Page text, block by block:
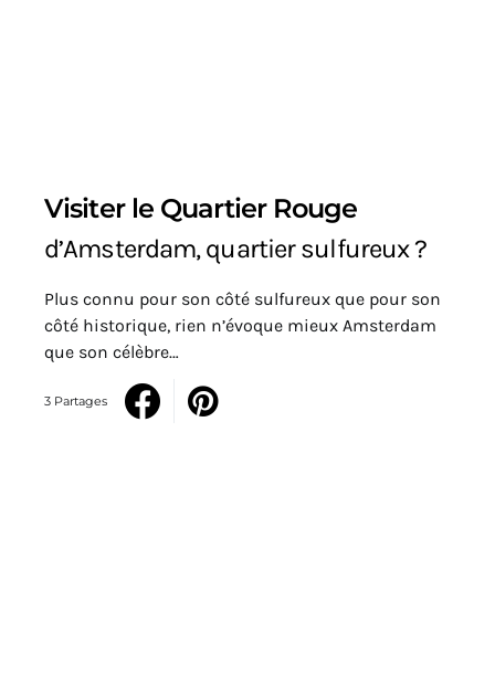
Visiter le Quartier Rouge
d’Amsterdam, quartier sulfureux ?
Plus connu pour son côté sulfureux que pour son
côté historique, rien n’évoque mieux Amsterdam
que son célèbre…
3 Partages